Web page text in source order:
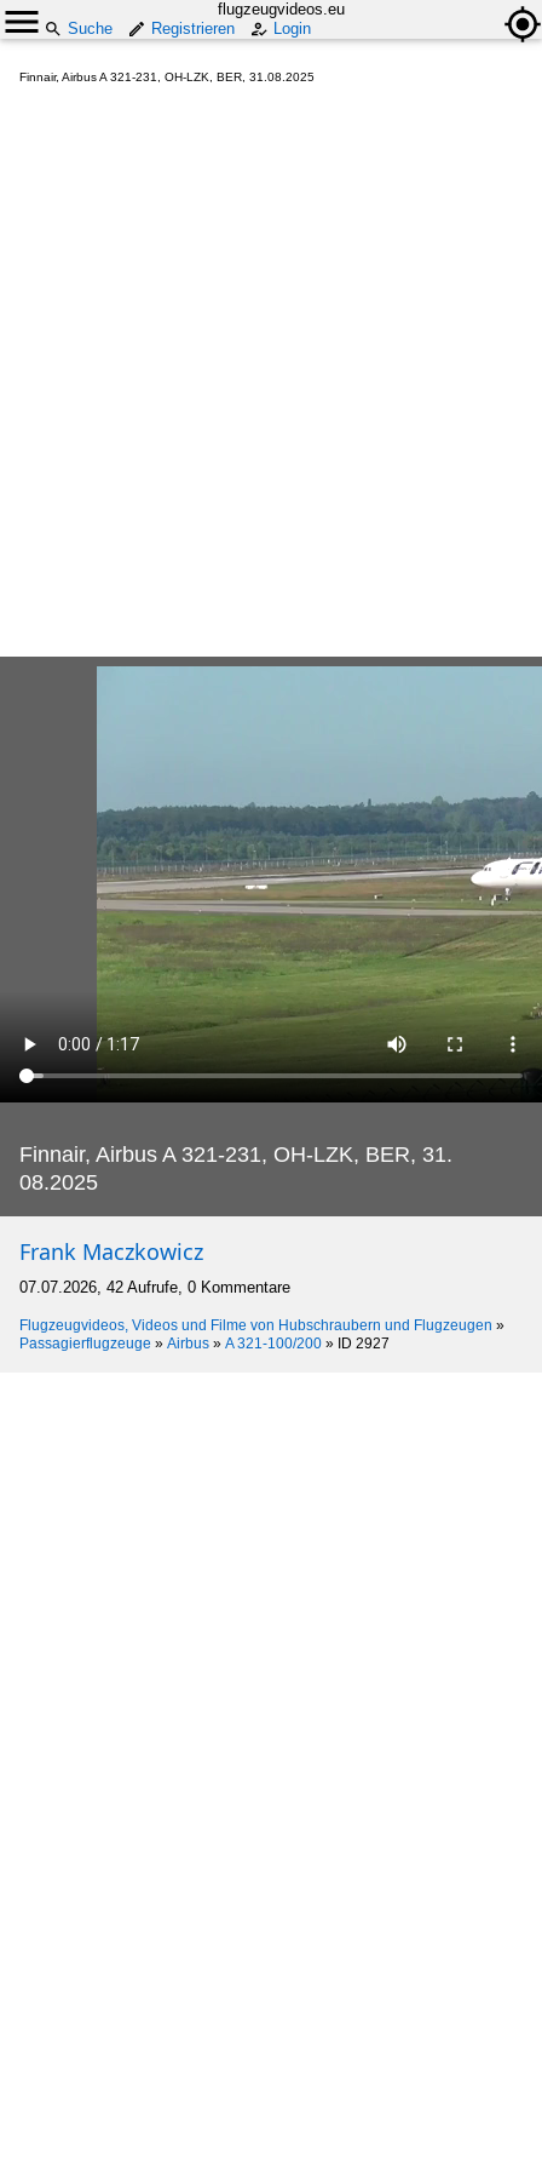
flugzeugvideos.eu
Suche
Registrieren Login
Finnair, Airbus A 321-231, OH-LZK, BER, 31.08.2025
Finnair, Airbus A 321-231, OH-LZK, BER, 31.
08.2025
Frank Maczkowicz
07.07.2026, 42 Aufrufe, 0 Kommentare
Flugzeugvideos, Videos und Filme von Hubschraubern und Flugzeugen »
Passagierflugzeuge » Airbus » A 321-100/200 » ID 2927